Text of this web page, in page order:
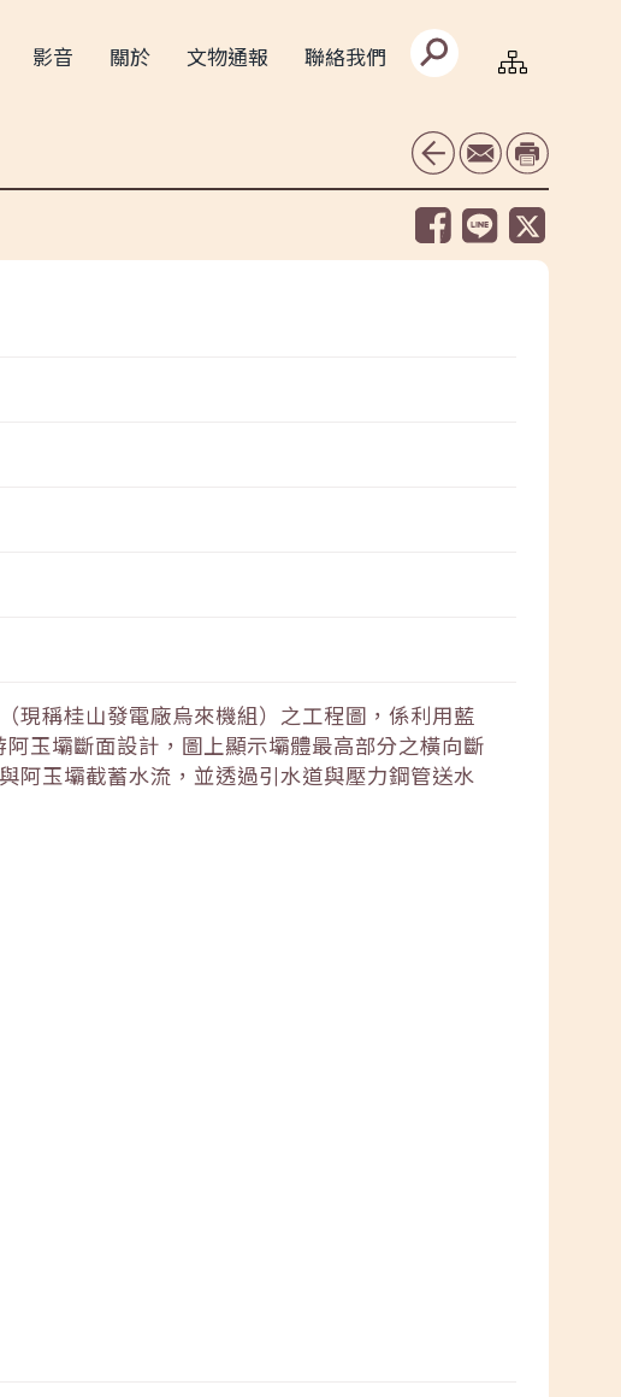
影音 關於 文物通報 聯絡我們
搜
尋
文
現稱桂山發電廠烏來機組）之工程圖，係利用藍
玉壩斷面設計，圖上顯示壩體最高部分之橫向斷
阿玉壩截蓄水流，並透過引水道與壓力鋼管送水